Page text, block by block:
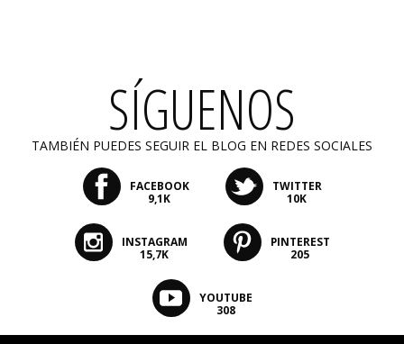
SÍGUENOS
TAMBIÉN PUEDES SEGUIR EL BLOG EN REDES SOCIALES
FACEBOOK
9,1K
TWITTER
10K
INSTAGRAM
15,7K
PINTEREST
205
YOUTUBE
308